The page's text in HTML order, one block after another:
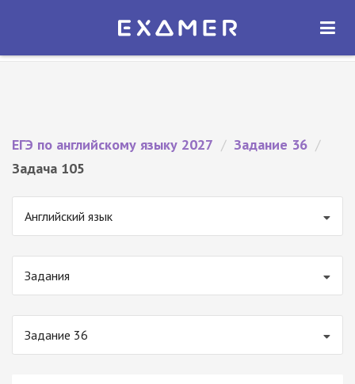
Экзамер — ЕГЭ 2027
ОТКРЫТЬ
ЕГЭ по английскому языку 2027 / Задание 36 /
Задача 105
Английский язык
Задания
Задание 36